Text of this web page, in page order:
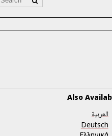
Also
العربية
Deutsch